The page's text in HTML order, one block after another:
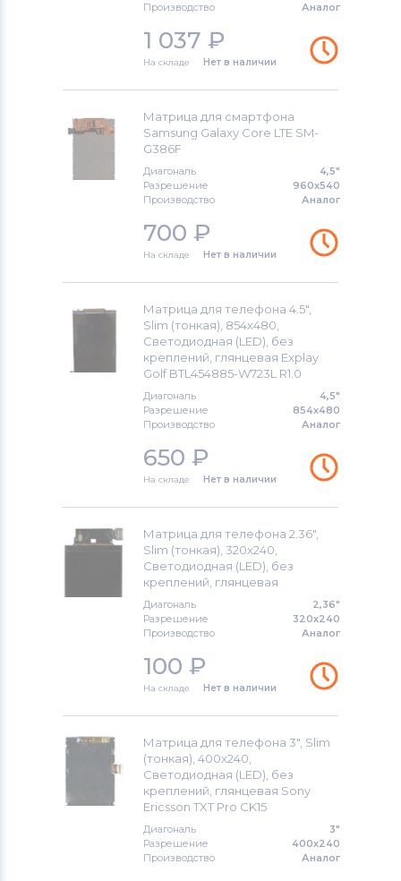
Производство
Аналог
1 037 ₽
На складе Нет в наличии
Матрица для смартфона
Samsung Galaxy Core LTE SM-
G386F
Диагональ
4,5"
Разрешение
960x540
Производство
Аналог
700 ₽
На складе Нет в наличии
Матрица для телефона 4.5",
Slim (тонкая), 854х480,
Светодиодная (LED), без
креплений, глянцевая Explay
Golf BTL454885-W723L R1.0
Диагональ
4,5"
Разрешение
854x480
Производство
Аналог
650 ₽
На складе Нет в наличии
Матрица для телефона 2.36",
Slim (тонкая), 320x240,
Светодиодная (LED), без
креплений, глянцевая
Диагональ
2,36"
Разрешение
320x240
Производство
Аналог
100 ₽
На складе Нет в наличии
Матрица для телефона 3", Slim
(тонкая), 400x240,
Светодиодная (LED), без
креплений, глянцевая Sony
Ericsson TXT Pro CK15
Диагональ
3"
Разрешение
400x240
Производство
Аналог